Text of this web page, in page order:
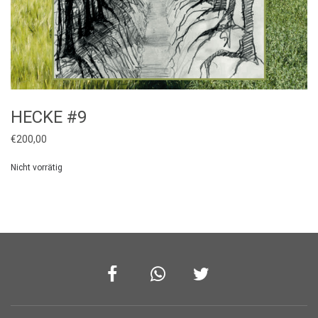
HECKE #9
€200,00
Nicht vorrätig
Facebook Whatsapp